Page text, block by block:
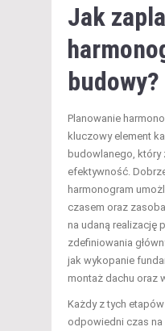
Jak
budowy?
Planowanie
kluczowy element
budowlanego, który
efektywność.
harmonogram
czasem oraz
na udaną realizację
zdefiniowania
jak wykopanie
montaż dachu oraz
Każdy z tych
odpowiedni czas na